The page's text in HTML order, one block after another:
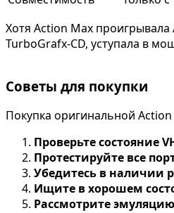
Хотя Action Max
TurboGrafx-CD, уступала в
Советы для покупки
Покупка оригинальной
Проверьте состояние
Протестируйте все
Убедитесь в наличии
Ищите в хорошем
Рассмотрите